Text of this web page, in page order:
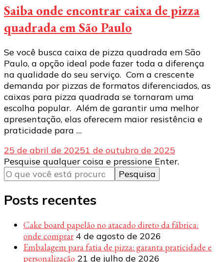
Saiba onde encontrar caixa de pizza
quadrada em São Paulo
Se você busca caixa de pizza quadrada em São
Paulo, a opção ideal pode fazer toda a diferença
na qualidade do seu serviço. Com a crescente
demanda por pizzas de formatos diferenciados, as
caixas para pizza quadrada se tornaram uma
escolha popular. Além de garantir uma melhor
apresentação, elas oferecem maior resistência e
praticidade para …
25 de abril de 20251 de outubro de 2025
Procurando
algo?
Pesquise qualquer coisa e pressione Enter.
Posts recentes
Cake board papelão no atacado direto da fábrica:
onde comprar 4 de agosto de 2026
Embalagem para fatia de pizza: garanta praticidade e
personalização 21 de julho de 2026